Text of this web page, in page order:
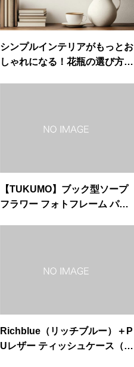
シンプルインテリアがもっとお
しゃれになる！花瓶の選び方か
【TUKUMO】ブック型ソープ
フラワー フォトフレーム パー
Richblue（リッチブルー）＋P
Uレザー ティッシュケース（金